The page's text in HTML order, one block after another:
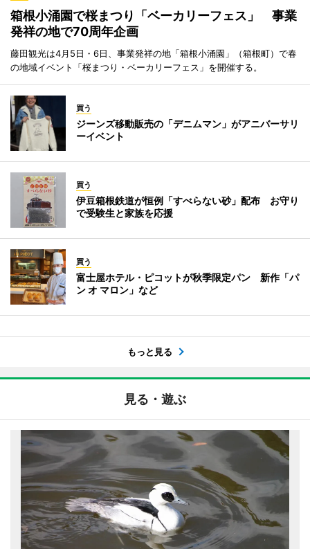
箱根小涌園で桜まつり「ベーカリーフェス」 事業
発祥の地で70周年企画
藤田観光は4月5日・6日、事業発祥の地「箱根小涌園」（箱根町）で春
の地域イベント「桜まつり・ベーカリーフェス」を開催する。
買う
ジーンズ移動販売の「デニムマン」がアニバーサリ
ーイベント
買う
伊豆箱根鉄道が恒例「すべらない砂」配布 お守り
で受験生と家族を応援
買う
富士屋ホテル・ピコットが秋季限定パン 新作「パ
ン オ マロン」など
もっと見る
見る・遊ぶ